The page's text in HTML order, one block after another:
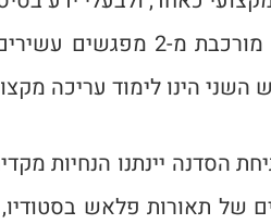
הסדנה מורכבת מ-
השני הינו לימוד עריכה
הסדנה יינתנו הנחיות
של תאורות פלאש בסטודיו,